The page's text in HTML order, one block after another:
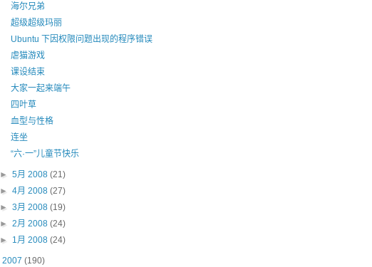
海尔兄弟
超级超级玛丽
Ubuntu 下因权限问题出现的程序错误
虐猫游戏
课设结束
大家一起来端午
四叶草
血型与性格
连坐
“六·一”儿童节快乐
►5月 2008(21)
►4月 2008(27)
►3月 2008(19)
►2月 2008(24)
► 1月 2008(24)
2007 (190)